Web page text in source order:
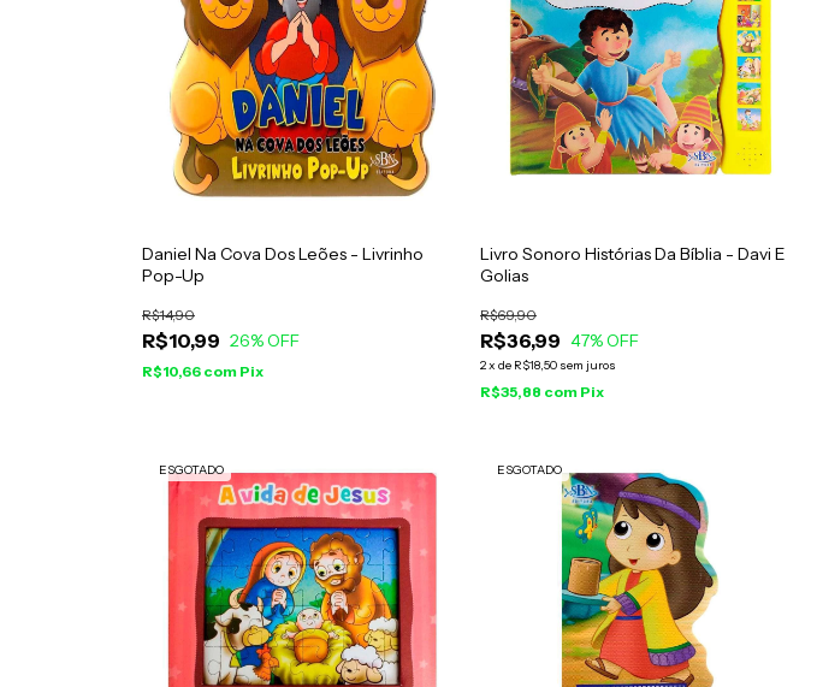
Daniel Na Cova Dos Leões - Livrinho
Pop-Up
R$10,99
R$14,90
26% OFF
R$10,66 com Pix
Livro Sonoro Histórias Da Bíblia - Davi E
Golias
R$36,99
R$69,90
47% OFF
2x de R$18,50 sem juros
R$35,88 com Pix
ESGOTADO ESGOTADO